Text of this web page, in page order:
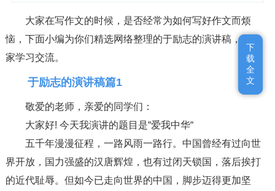
大家在写作文的时候，是否经常为如何写好作文而烦
恼，下面小编为你们精选网络整理的于励志的演讲稿，供大
家学习交流。
于励志的演讲稿篇1
敬爱的老师，亲爱的同学们：
大家好! 今天我演讲的题目是“爱我中华“
五千年漫漫征程，一路风雨一路行。中国曾经有过向世
界开放，国力强盛的汉唐辉煌，也有过闭天锁国，落后挨打
的近代耻辱。但如今已走向世界的中国，脚步迈得更加坚
下
载
全
文
下
载
全
文